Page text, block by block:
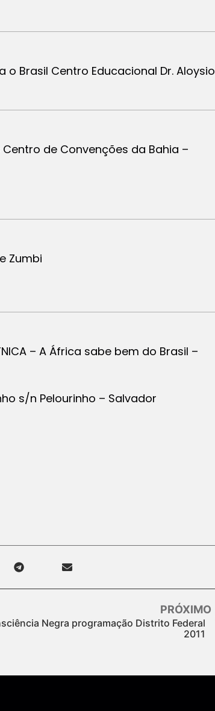
o Brasil Centro Educacional Dr. Aloysio
Centro de Convenções da Bahia –
Zumbi
ETNICA – A África sabe bem do Brasil –
s/n Pelourinho – Salvador
PRÓXIMO
Negra programação Distrito Federal
2011